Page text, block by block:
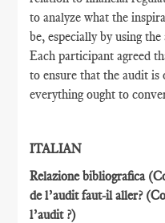
to analyze what the
be, especially by using
Each participant agreed
to ensure that the audit
everything ought to
ITALIAN
Relazione bibliografica
de l’audit faut-il aller?
l’audit ?)